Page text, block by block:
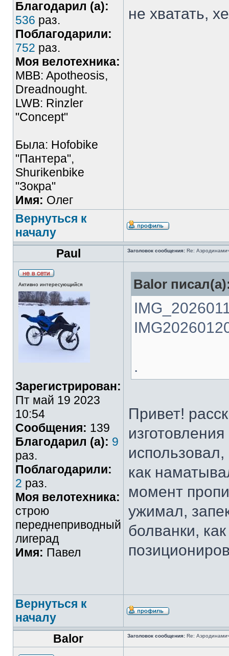
Благодарил (а):
536 раз.
Поблагодарили:
752 раз.
Моя велотехника:
MBB: Apotheosis,
Dreadnought.
LWB: Rinzler
"Concept"
Была: Hofobike
"Пантера",
Shurikenbike
"Зокра"
Имя: Олег
не хватать,
Вернуться к
началу
Paul
Заголовок сообщения: Re:
Активно интересующийся
Зарегистрирован:
Пт май 19 2023
10:54
Сообщения: 139
Благодарил (а): 9
раз.
Поблагодарили:
2 раз.
Моя велотехника:
строю
переднеприводный
лигерад
Имя: Павел
Balor
.
Привет!
как
момент
ужимал,
болванки,
Вернуться к
началу
Balor
Заголовок сообщения: Re: